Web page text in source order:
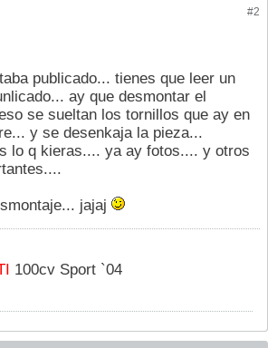
#2
publicado... tienes que leer un
ay que desmontar el
se sueltan los tornillos que ay en
y se desenkaja la pieza...
lo q kieras.... ya ay fotos.... y otros
jajaj
100cv Sport `04